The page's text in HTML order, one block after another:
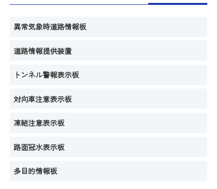
異常気象時道路情報板
道路情報提供装置
トンネル警報表示板
対向車注意表示板
凍結注意表示板
路面冠水表示板
多目的情報板